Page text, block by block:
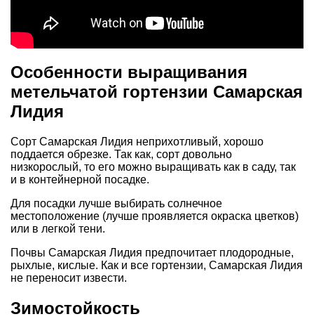
Особенности выращивания
метельчатой гортензии Самарская
Лидия
Сорт Самарская Лидия неприхотливый, хорошо
поддается обрезке. Так как, сорт довольно
низкорослый, то его можно выращивать как в саду, так
и в контейнерной посадке.
Для посадки лучше выбирать солнечное
местоположение (лучше проявляется окраска цветков)
или в легкой тени.
Почвы Самарская Лидия предпочитает плодородные,
рыхлые, кислые. Как и все гортензии, Самарская Лидия
не переносит извести.
Зимостойкость